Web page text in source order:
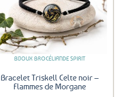
Ajouter
aux
favoris
BIJOUX BROCÉLIANDE SPIRIT
Bracelet Triskell Celte noir –
Flammes de Morgane